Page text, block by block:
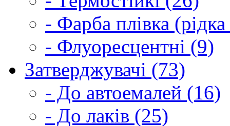
- Фарба плівка
- Флуоресцентні (9)
Затверджувачі (73)
- До автоемалей (16)
- До лаків (25)